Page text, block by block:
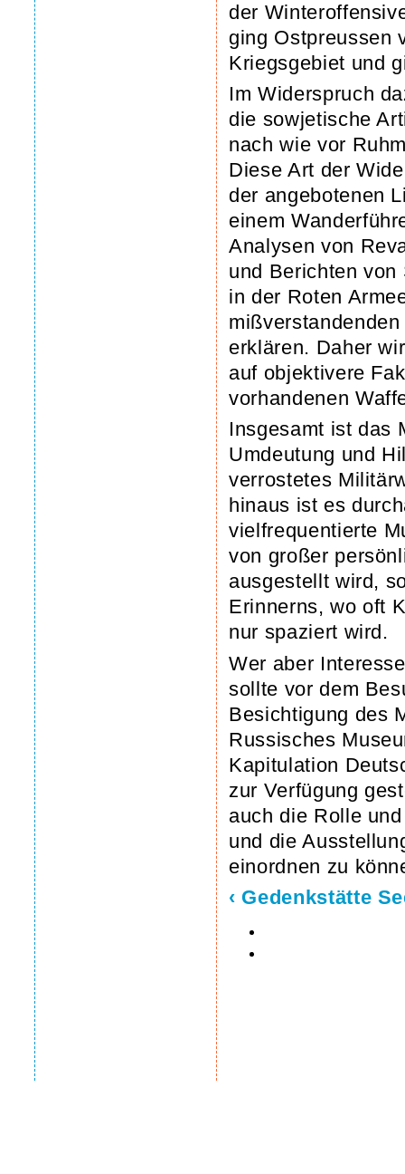
der
ging Ostpreussen
Kriegsgebiet und
Im Widerspruch
die sowjetische
nach wie vor
Diese Art der
der angebotenen
einem
Analysen von
und Berichten
in der Roten
erklären. Daher
auf objektivere
vorhandenen
Insgesamt ist das
Umdeutung und
verrostetes
hinaus ist es
vielfrequentierte
von großer
ausgestellt wird,
Erinnerns, wo oft
nur spaziert wird.
Wer aber
sollte vor dem
Besichtigung des
Russisches
Kapitulation
zur Verfügung
auch die Rolle
und die
einordnen zu
‹ Gedenkstätte